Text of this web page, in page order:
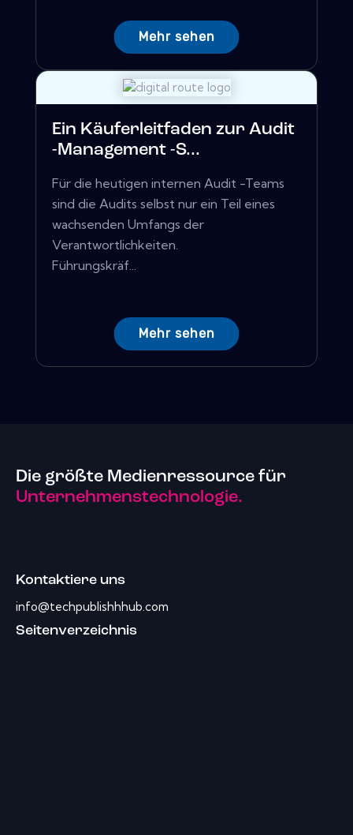
Mehr sehen
Ein Käuferleitfaden zur Audit
-Management -S...
Für die heutigen internen Audit -Teams
sind die Audits selbst nur ein Teil eines
wachsenden Umfangs der
Verantwortlichkeiten.
Führungskräf...
Mehr sehen
Die größte Medienressource für
Unternehmenstechnologie.
Kontaktiere uns
info@techpublishhhub.com
Seitenverzeichnis